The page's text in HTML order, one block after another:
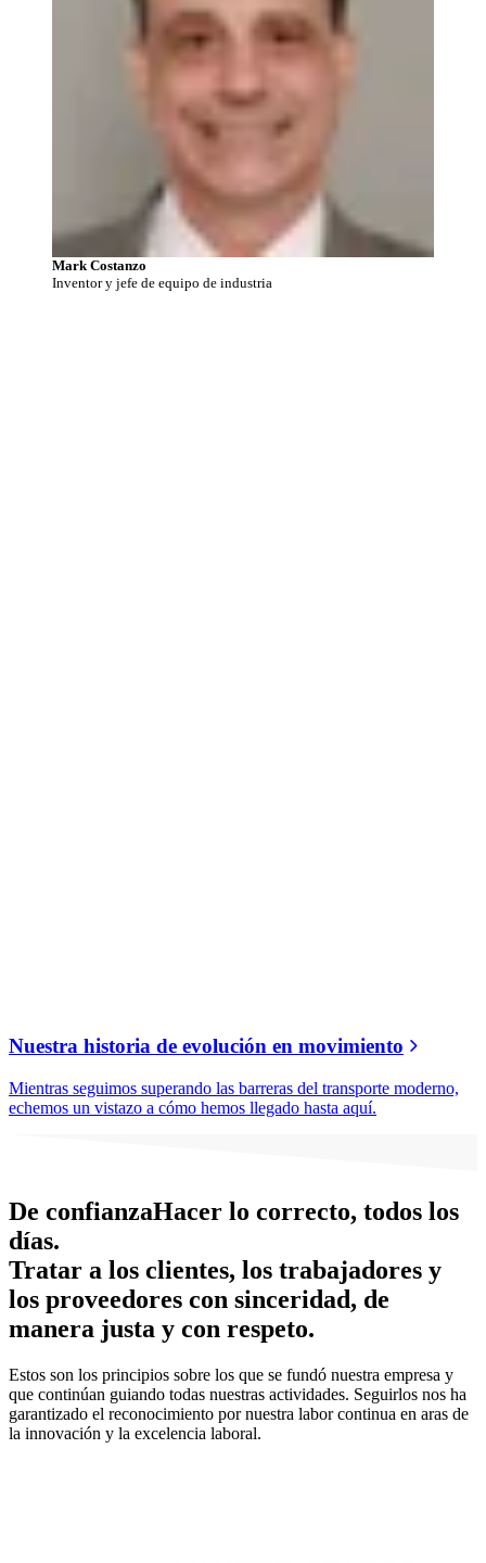
Mark Costanzo
Inventor y jefe de equipo de industria
Nuestra historia de evolución en movimiento
Mientras seguimos superando las barreras del transporte moderno,
echemos un vistazo a cómo hemos llegado hasta aquí.
De confianzaHacer lo correcto, todos los
días.
Tratar a los clientes, los trabajadores y
los proveedores con sinceridad, de
manera justa y con respeto.
Estos son los principios sobre los que se fundó nuestra empresa y
que continúan guiando todas nuestras actividades. Seguirlos nos ha
garantizado el reconocimiento por nuestra labor continua en aras de
la innovación y la excelencia laboral.